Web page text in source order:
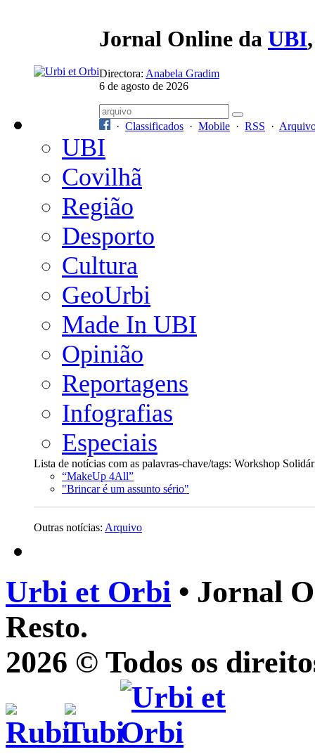
Jornal Online da UBI
Directora: Anabela Gradim
6 de agosto de 2026
· Classificados · Mobile · RSS ·
UBI
Covilhã
Região
Desporto
Cultura
GeoUrbi
Made In UBI
Opinião
Reportagens
Infografias
Especiais
Lista de notícias com as palavras-chave/tags: Workshop
“MakeUp 4All”
"Brincar é um assunto sério"
Outras notícias: Arquivo
Urbi et Orbi • Jornal
Resto.
2026 © Todos os